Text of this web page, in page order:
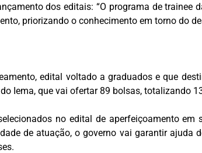
dos editais: “O programa de trainee
priorizando o conhecimento em torno do
edital voltado a graduados e que
Iema, que vai ofertar 89 bolsas, totalizando
no edital de aperfeiçoamento em
de atuação, o governo vai garantir ajuda